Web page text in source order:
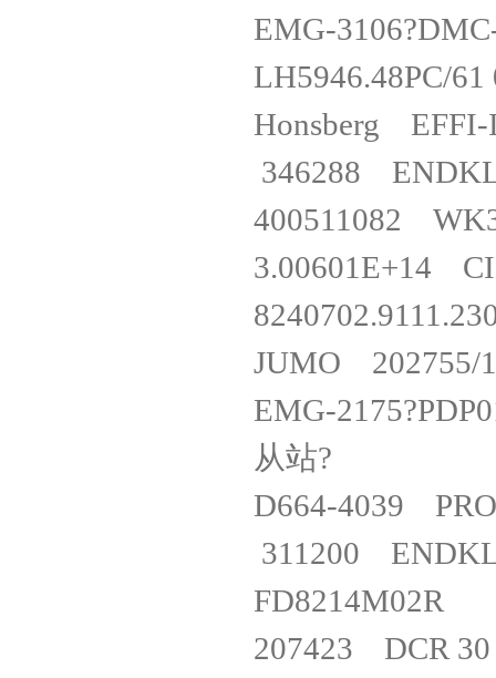
EMG-
LH5946.48PC/
Honsberg
346288
400511082
3.00601E+14
JUMO
EMG-
从站?
D664-4039
311200
207423 DCR